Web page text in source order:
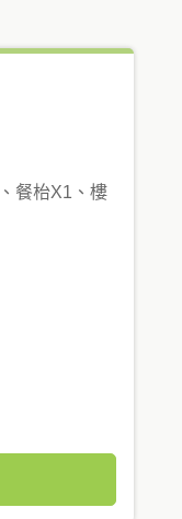
餐枱X1、樓